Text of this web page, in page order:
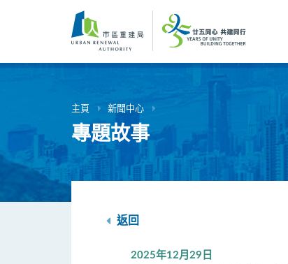
內
主頁 新聞中心
專題故事
返回
2025年12月29日